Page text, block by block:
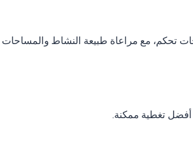
تحكم، مع مراعاة طبيعة النشاط والمساحات
أفضل تغطية ممكنة.